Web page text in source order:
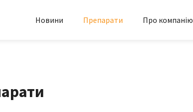
Новини Препарати Про компанію